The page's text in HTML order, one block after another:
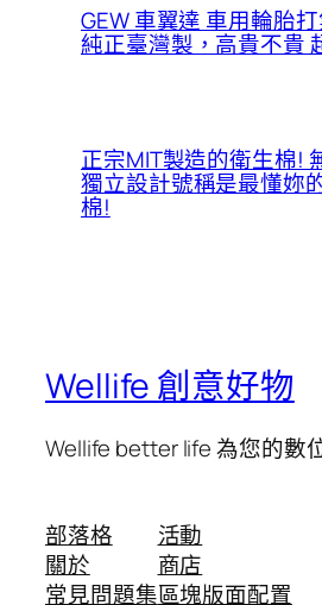
GEW 車翼達 車用輪胎打
純正臺灣製，高貴不貴
正宗MIT製造的衛生棉!
獨立設計號稱是最懂妳
棉!
Wellife 創意好物
Wellife better life 為您的數
部落格
關於
常見問題集
活動
商店
區塊版面配置